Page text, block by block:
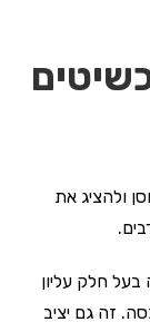
ולהציג את
חלק עליון
זה גם יציב